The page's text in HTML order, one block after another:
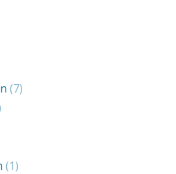
(7)
(1)